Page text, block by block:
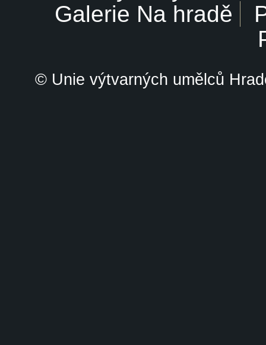
Galerie Na hradě
© Unie výtvarných umělců